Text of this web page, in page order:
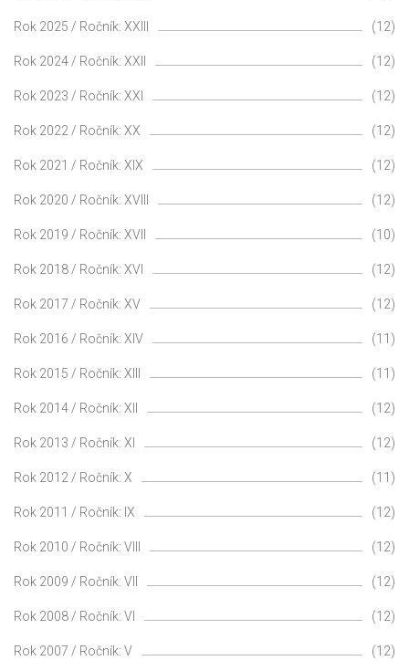
Rok 2025 / Ročník: XXIII (12)
Rok 2024 / Ročník: XXII (12)
Rok 2023 / Ročník: XXI (12)
Rok 2022 / Ročník: XX (12)
Rok 2021 / Ročník: XIX (12)
Rok 2020 / Ročník: XVIII (12)
Rok 2019 / Ročník: XVII (10)
Rok 2018 / Ročník: XVI (12)
Rok 2017 / Ročník: XV (12)
Rok 2016 / Ročník: XIV (11)
Rok 2015 / Ročník: XIII (11)
Rok 2014 / Ročník: XII (12)
Rok 2013 / Ročník: XI (12)
Rok 2012 / Ročník: X (11)
Rok 2011 / Ročník: IX (12)
Rok 2010 / Ročník: VIII (12)
Rok 2009 / Ročník: VII (12)
Rok 2008 / Ročník: VI (12)
Rok 2007 / Ročník: V (12)